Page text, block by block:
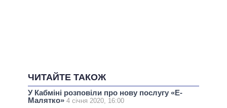
ЧИТАЙТЕ ТАКОЖ
У Кабміні розповіли про нову послугу «Е-
Малятко» 4 січня 2020, 16:00